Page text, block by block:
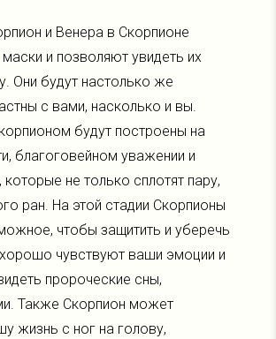
и Венера в Скорпионе
и позволяют увидеть их
Они будут настолько же
с вами, насколько и вы.
будут построены на
благоговейном уважении и
не только сплотят пару,
ран. На этой стадии Скорпионы
чтобы защитить и уберечь
чувствуют ваши эмоции и
пророческие сны,
Также Скорпион может
жизнь с ног на голову,